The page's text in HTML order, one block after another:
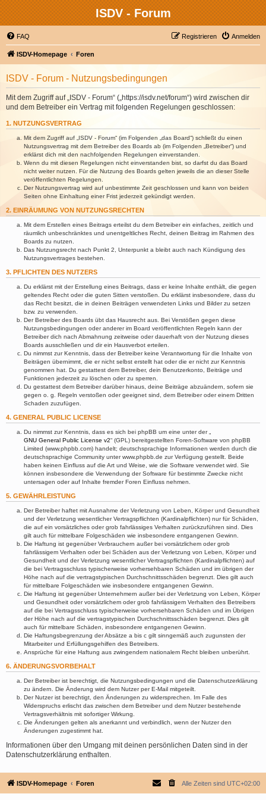
ISDV - Forum
FAQ Anmelden
Registrieren
ISDV-Homepage Foren
ISDV - Forum - Nutzungsbedingungen
Mit dem Zugriff auf „ISDV - Forum“ („https://isdv.net/forum“) wird zwischen dir
und dem Betreiber ein Vertrag mit folgenden Regelungen geschlossen:
1. NUTZUNGSVERTRAG
Mit dem Zugriff auf „ISDV - Forum“ (im Folgenden „das Board“) schließt du einen
Nutzungsvertrag mit dem Betreiber des Boards ab (im Folgenden „Betreiber“) und
erklärst dich mit den nachfolgenden Regelungen einverstanden.
Wenn du mit diesen Regelungen nicht einverstanden bist, so darfst du das Board
nicht weiter nutzen. Für die Nutzung des Boards gelten jeweils die an dieser Stelle
veröffentlichten Regelungen.
Der Nutzungsvertrag wird auf unbestimmte Zeit geschlossen und kann von beiden
Seiten ohne Einhaltung einer Frist jederzeit gekündigt werden.
2. EINRÄUMUNG VON NUTZUNGSRECHTEN
Mit dem Erstellen eines Beitrags erteilst du dem Betreiber ein einfaches, zeitlich und
räumlich unbeschränktes und unentgeltliches Recht, deinen Beitrag im Rahmen des
Boards zu nutzen.
Das Nutzungsrecht nach Punkt 2, Unterpunkt a bleibt auch nach Kündigung des
Nutzungsvertrages bestehen.
3. PFLICHTEN DES NUTZERS
Du erklärst mit der Erstellung eines Beitrags, dass er keine Inhalte enthält, die gegen
geltendes Recht oder die guten Sitten verstoßen. Du erklärst insbesondere, dass du
das Recht besitzt, die in deinen Beiträgen verwendeten Links und Bilder zu setzen
bzw. zu verwenden.
Der Betreiber des Boards übt das Hausrecht aus. Bei Verstößen gegen diese
Nutzungsbedingungen oder anderer im Board veröffentlichten Regeln kann der
Betreiber dich nach Abmahnung zeitweise oder dauerhaft von der Nutzung dieses
Boards ausschließen und dir ein Hausverbot erteilen.
Du nimmst zur Kenntnis, dass der Betreiber keine Verantwortung für die Inhalte von
Beiträgen übernimmt, die er nicht selbst erstellt hat oder die er nicht zur Kenntnis
genommen hat. Du gestattest dem Betreiber, dein Benutzerkonto, Beiträge und
Funktionen jederzeit zu löschen oder zu sperren.
Du gestattest dem Betreiber darüber hinaus, deine Beiträge abzuändern, sofern sie
gegen o. g. Regeln verstoßen oder geeignet sind, dem Betreiber oder einem Dritten
Schaden zuzufügen.
4. GENERAL PUBLIC LICENSE
Du nimmst zur Kenntnis, dass es sich bei phpBB um eine unter der „
GNU General Public License v2“ (GPL) bereitgestellten Foren-Software von phpBB
Limited (www.phpbb.com) handelt; deutschsprachige Informationen werden durch die
deutschsprachige Community unter www.phpbb.de zur Verfügung gestellt. Beide
haben keinen Einfluss auf die Art und Weise, wie die Software verwendet wird. Sie
können insbesondere die Verwendung der Software für bestimmte Zwecke nicht
untersagen oder auf Inhalte fremder Foren Einfluss nehmen.
5. GEWÄHRLEISTUNG
Der Betreiber haftet mit Ausnahme der Verletzung von Leben, Körper und Gesundheit
und der Verletzung wesentlicher Vertragspflichten (Kardinalpflichten) nur für Schäden,
die auf ein vorsätzliches oder grob fahrlässiges Verhalten zurückzuführen sind. Dies
gilt auch für mittelbare Folgeschäden wie insbesondere entgangenen Gewinn.
Die Haftung ist gegenüber Verbrauchern außer bei vorsätzlichem oder grob
fahrlässigem Verhalten oder bei Schäden aus der Verletzung von Leben, Körper und
Gesundheit und der Verletzung wesentlicher Vertragspflichten (Kardinalpflichten) auf
die bei Vertragsschluss typischerweise vorhersehbaren Schäden und im übrigen der
Höhe nach auf die vertragstypischen Durchschnittsschäden begrenzt. Dies gilt auch
für mittelbare Folgeschäden wie insbesondere entgangenen Gewinn.
Die Haftung ist gegenüber Unternehmern außer bei der Verletzung von Leben, Körper
und Gesundheit oder vorsätzlichem oder grob fahrlässigem Verhalten des Betreibers
auf die bei Vertragsschluss typischerweise vorhersehbaren Schäden und im Übrigen
der Höhe nach auf die vertragstypischen Durchschnittsschäden begrenzt. Dies gilt
auch für mittelbare Schäden, insbesondere entgangenen Gewinn.
Die Haftungsbegrenzung der Absätze a bis c gilt sinngemäß auch zugunsten der
Mitarbeiter und Erfüllungsgehilfen des Betreibers.
Ansprüche für eine Haftung aus zwingendem nationalem Recht bleiben unberührt.
6. ÄNDERUNGSVORBEHALT
Der Betreiber ist berechtigt, die Nutzungsbedingungen und die Datenschutzerklärung
zu ändern. Die Änderung wird dem Nutzer per E-Mail mitgeteilt.
Der Nutzer ist berechtigt, den Änderungen zu widersprechen. Im Falle des
Widerspruchs erlischt das zwischen dem Betreiber und dem Nutzer bestehende
Vertragsverhältnis mit sofortiger Wirkung.
Die Änderungen gelten als anerkannt und verbindlich, wenn der Nutzer den
Änderungen zugestimmt hat.
Informationen über den Umgang mit deinen persönlichen Daten sind in der
Datenschutzerklärung enthalten.
ISDV-Homepage Foren Alle Zeiten sind UTC+02:00